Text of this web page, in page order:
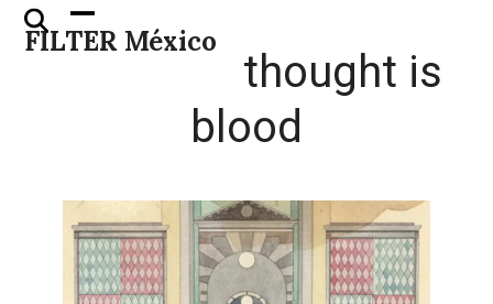
Skip
FILTER México
Open
mobile
Close
mobile
thought is
blood